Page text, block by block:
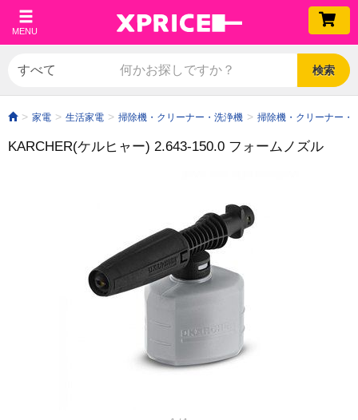
MENU
検索
家電 生活家電 掃除機・クリーナー・洗浄機 掃除機・クリーナー・
KARCHER(ケルヒャー) 2.643-150.0 フォームノズル